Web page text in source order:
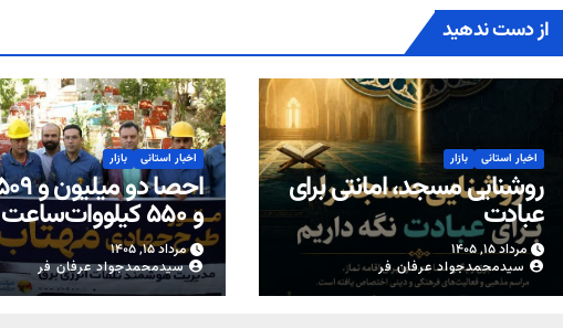
از دست ندهید
اخبار استانی بازار
روشنایی مسجد، امانتی برای
عبادت
مرداد ۱۵, ۱۴۰۵
سیدمحمدجواد عرفان فر
اخبار استانی بازار
و ۵۵۰
از محل تعویض
معیوب در یزد
مرداد ۱۵, ۱۴۰۵
سیدمحمدجواد عرفان فر